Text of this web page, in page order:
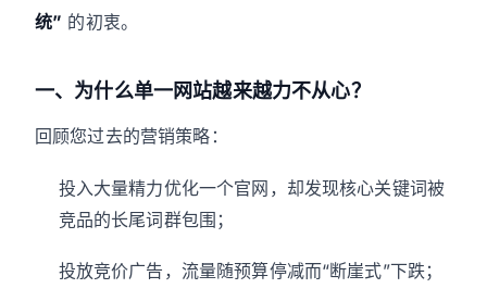
统” 的初衷。
一、为什么单一网站越来越力不从心？
回顾您过去的营销策略：
投入大量精力优化一个官网，却发现核心关键词被
竞品的长尾词群包围；
投放竞价广告，流量随预算停减而“断崖式”下跌；